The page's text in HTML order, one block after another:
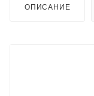
ОПИСАНИЕ